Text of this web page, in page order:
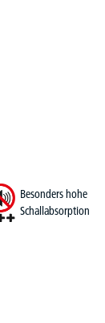
Besonders hohe
Schallabsorption